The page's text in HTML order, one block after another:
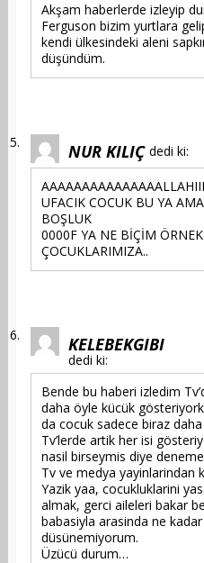
Akşam haberlerde izleyip
Ferguson bizim yurtlara
kendi ülkesindeki aleni
düşündüm.
NUR KILIÇ dedi ki:
UFACIK COCUK BU YA
BOŞLUK
0000F YA NE BİÇİM
ÇOCUKLARIMIZA..
KELEBEKGIBI
dedi ki:
Bende bu haberi izledim
daha öyle kücük
da cocuk sadece biraz
Tv’lerde artik her isi
nasil birseymis diye
Tv ve medya yayinlarindan
Yazik yaa, cocukluklarini
almak, gerci aileleri bakar
babasiyla arasinda ne
düsünemiyorum.
Üzücü durum…